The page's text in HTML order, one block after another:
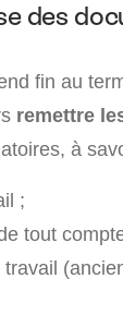
des
fin au
remettre
à
;
tout
travail